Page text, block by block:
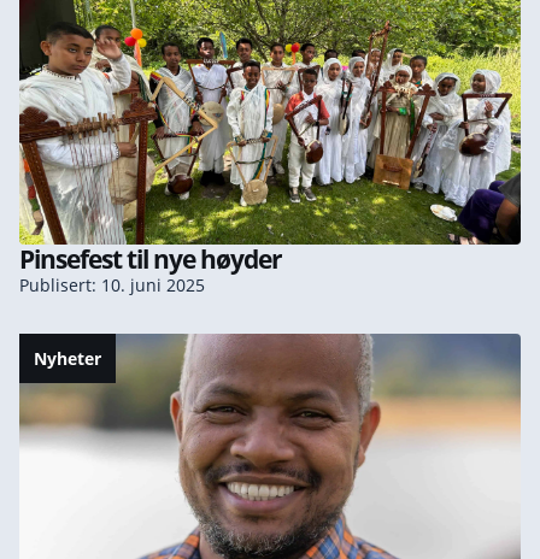
Pinsefest til nye høyder
Publisert: 10. juni 2025
Nyheter